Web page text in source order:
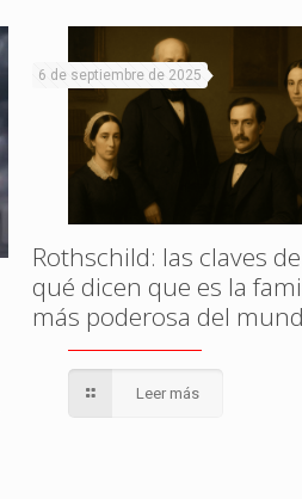
6 de septiembre de 2025
Rothschild: las claves
qué dicen que es la
más poderosa del
Leer más